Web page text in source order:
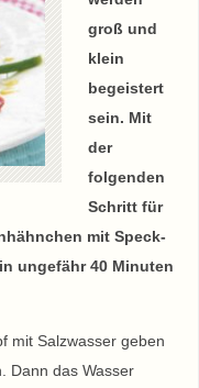
groß und
klein
begeistert
sein. Mit
der
folgenden
Schritt für
mit Speck-
ungefähr 40 Minuten
mit Salzwasser geben
Dann das Wasser